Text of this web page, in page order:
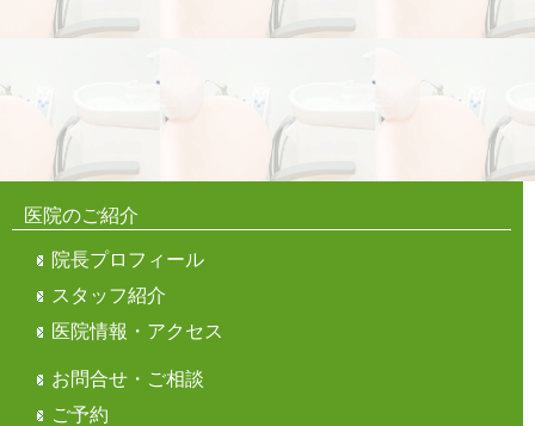
医院のご紹介
院長プロフィール
スタッフ紹介
医院情報・アクセス
お問合せ・ご相談
ご予約